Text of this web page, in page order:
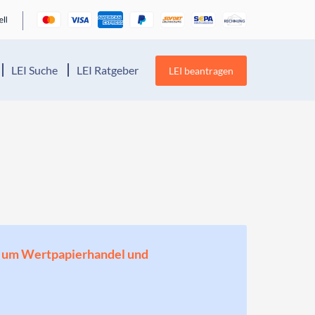
LEI Suche LEI Ratgeber LEI beantragen
Wertpapierhandel und